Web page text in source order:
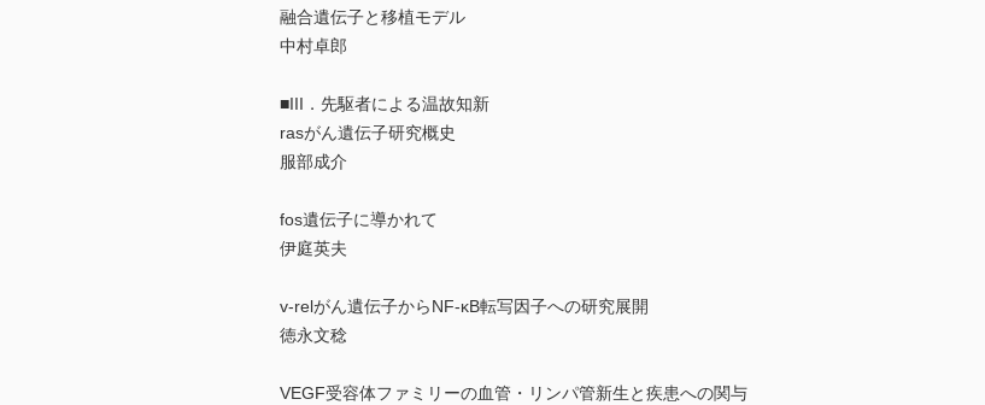
融合遺伝子と移植モデル
中村卓郎
■III．先駆者による温故知新
rasがん遺伝子研究概史
服部成介
fos遺伝子に導かれて
伊庭英夫
v-relがん遺伝子からNF-κB転写因子への研究展開
徳永文稔
VEGF受容体ファミリーの血管・リンパ管新生と疾患への関与